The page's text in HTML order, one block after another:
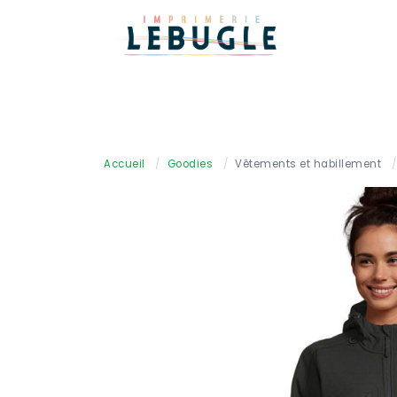
Accueil / Goodies / Vêtements et habillement /